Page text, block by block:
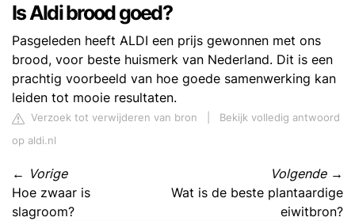
Is Aldi brood goed?
Pasgeleden heeft ALDI een prijs gewonnen met ons
brood, voor beste huismerk van Nederland. Dit is een
prachtig voorbeeld van hoe goede samenwerking kan
leiden tot mooie resultaten.
Verzoek tot verwijderen van bron
Bekijk volledig antwoord
op aldi.nl
← Vorige
Hoe zwaar is
slagroom?
Volgende→
Wat is de beste plantaardige
eiwitbron?